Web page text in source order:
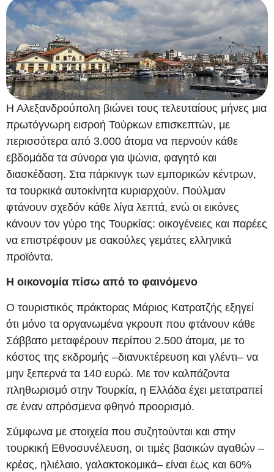
Η Αλεξανδρούπολη βιώνει τους τελευταίους μήνες μια
πρωτόγνωρη εισροή Τούρκων επισκεπτών, με
περισσότερα από 3.000 άτομα να περνούν κάθε
εβδομάδα τα σύνορα για ψώνια, φαγητό και
διασκέδαση. Στα πάρκινγκ των εμπορικών κέντρων,
τα τουρκικά αυτοκίνητα κυριαρχούν. Πούλμαν
φτάνουν σχεδόν κάθε λίγα λεπτά, ενώ οι εικόνες
κάνουν τον γύρο της Τουρκίας: οικογένειες και παρέες
να επιστρέφουν με σακούλες γεμάτες ελληνικά
προϊόντα.
Η οικονομία πίσω από το φαινόμενο
Ο τουριστικός πράκτορας Μάριος Κατρατζής εξηγεί
ότι μόνο τα οργανωμένα γκρουπ που φτάνουν κάθε
Σάββατο μεταφέρουν περίπου 2.500 άτομα, με το
κόστος της εκδρομής –διανυκτέρευση και γλέντι– να
μην ξεπερνά τα 140 ευρώ. Με τον καλπάζοντα
πληθωρισμό στην Τουρκία, η Ελλάδα έχει μετατραπεί
σε έναν απρόσμενα φθηνό προορισμό.
Σύμφωνα με στοιχεία που συζητούνται και στην
τουρκική Εθνοσυνέλευση, οι τιμές βασικών αγαθών –
κρέας, ηλιέλαιο, γαλακτοκομικά– είναι έως και 60%